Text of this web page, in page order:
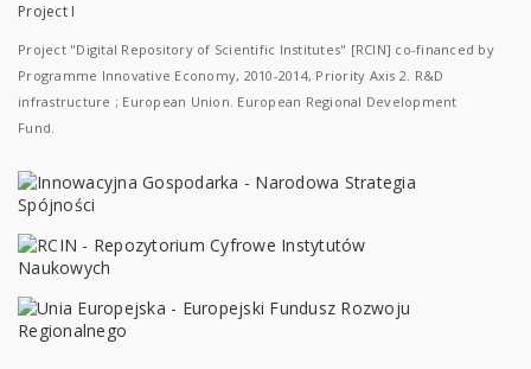
Project I
Project "Digital Repository of Scientific Institutes" [RCIN] co-financed by
Programme Innovative Economy, 2010-2014, Priority Axis 2. R&D
infrastructure ; European Union. European Regional Development
Fund.